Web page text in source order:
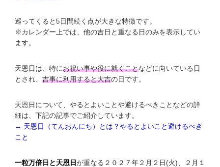
巡ってくると5日間続く点が大きな特徴です。
※カレンダー上では、他の吉日と重なる日のみを表示してい
ます。
天恩日は、特にお祝い事や役に就くことなどに向いている日
とされ、 吉事に利用すると大吉の日です。
天恩日について、やるとよいことや避けるべきことなどの詳
細は、下記の記事でご紹介しています。
→ 天恩日（てんおんにち）とは？やるとよいこと避けるべき
こと
一粒万倍日と天恩日が重なる２０２７年２月２日(火)、２月１